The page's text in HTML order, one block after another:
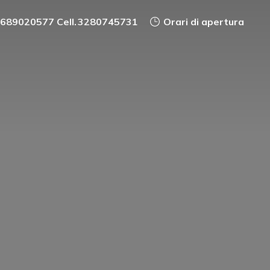
Cell. 3280745731 Orari di apertura